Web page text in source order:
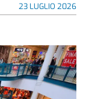
23 LUGLIO 2026